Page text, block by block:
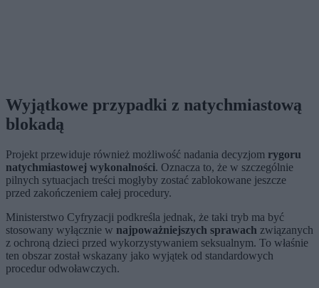
Wyjątkowe przypadki z natychmiastową
blokadą
Projekt przewiduje również możliwość nadania decyzjom rygoru
natychmiastowej wykonalności. Oznacza to, że w szczególnie
pilnych sytuacjach treści mogłyby zostać zablokowane jeszcze
przed zakończeniem całej procedury.
Ministerstwo Cyfryzacji podkreśla jednak, że taki tryb ma być
stosowany wyłącznie w najpoważniejszych sprawach związanych
z ochroną dzieci przed wykorzystywaniem seksualnym. To właśnie
ten obszar został wskazany jako wyjątek od standardowych
procedur odwoławczych.